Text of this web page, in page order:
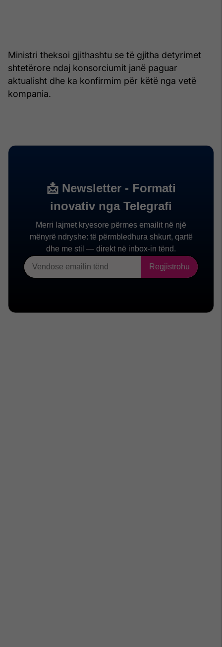
Ministri theksoi gjithashtu se të gjitha detyrimet
shtetërore ndaj konsorciumit janë paguar
aktualisht dhe ka konfirmim për këtë nga vetë
kompania.